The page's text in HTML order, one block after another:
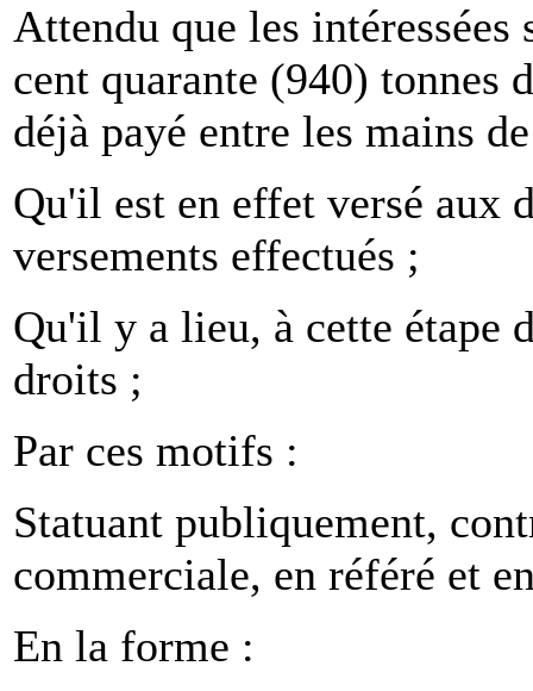
Attendu que les
cent quarante (940) tonnes
déjà payé entre les mains
Qu'il est en effet versé aux
versements effectués ;
Qu'il y a lieu, à cette étape
droits ;
Par ces motifs :
Statuant publiquement,
commerciale, en référé et
En la forme :